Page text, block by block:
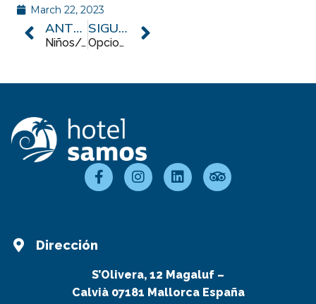
March 22, 2023
ANTERIOR
Niños/as y adolescentes
SIGUIENTE
Opciones de pensión
Dirección
S’Olivera, 12 Magaluf –
Calvià 07181 Mallorca España